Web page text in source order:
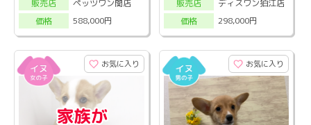
販売店
ペッツワン関店
価格
588,000円
販売店
ディスワン狛江店
価格
298,000円
お気に入り お気に入り